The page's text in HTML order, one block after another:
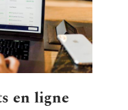
en ligne